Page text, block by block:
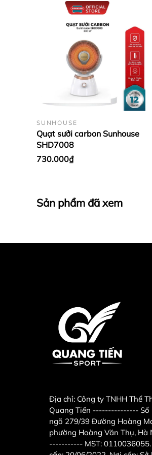
SUNHOUSE
Quạt sưởi carbon Sunhouse
SHD7008
730.000₫
Sản phẩm đã xem
Địa chỉ: Công ty TNHH Thể
Quang Tiến --------------- Số
ngõ 279/39 Đường Hoàng
phường Hoàng Văn Thụ, Hà
----------- MST: